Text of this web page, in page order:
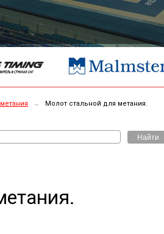
→
Молот стальной для метания.
Найти